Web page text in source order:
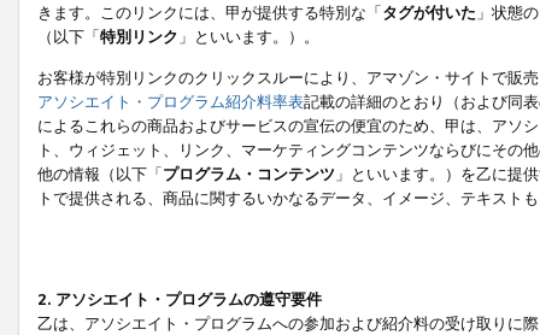
きます。このリンクには、甲が提供する特別な「タグが付いた 」状態
（以下「特別リンク 」といいます。）。
お客様が特別リンクのクリックスルーにより、アマゾン・サイトで販
アソシエイト・プログラム紹介料率表記載の詳細のとおり（および同
によるこれらの商品およびサービスの宣伝の便宜のため、甲は、アソ
ト、ウィジェット、リンク、マーケティングコンテンツならびにその
他の情報（以下「プログラム・コンテンツ 」といいます。）を乙に提
トで提供される、商品に関するいかなるデータ、イメージ、テキス
2. アソシエイト・プログラムの遵守要件
乙は、アソシエイト・プログラムへの参加および紹介料の受け取りに